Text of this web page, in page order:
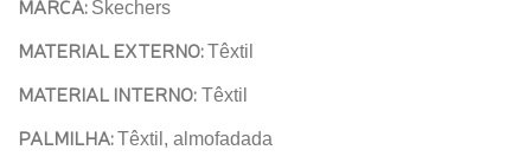
MARCA: Skechers
MATERIAL EXTERNO:Têxtil
MATERIAL INTERNO: Têxtil
PALMILHA:Têxtil, almofadada